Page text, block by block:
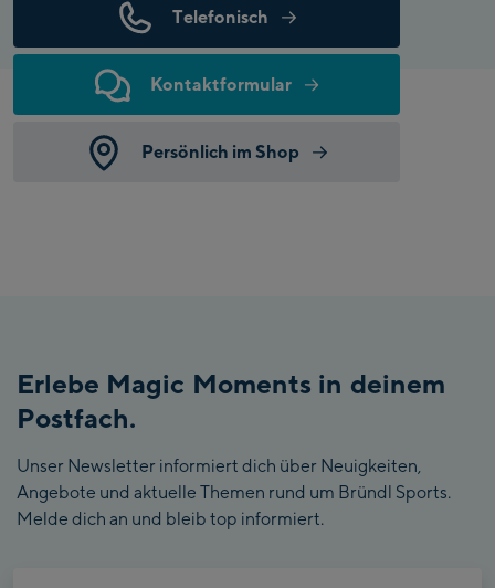
Telefonisch
Kontaktformular
Persönlich im Shop
Erlebe Magic Moments in deinem
Postfach.
Unser Newsletter informiert dich über Neuigkeiten,
Angebote und aktuelle Themen rund um Bründl Sports.
Melde dich an und bleib top informiert.